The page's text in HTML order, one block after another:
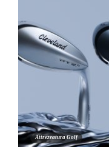
Attrezzatura Golf